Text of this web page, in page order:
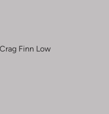
Finn Low